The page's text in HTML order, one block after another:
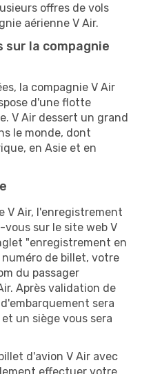
offres de vols
aérienne V Air.
la compagnie
la compagnie V Air
d'une flotte
V Air dessert un grand
le monde, dont
en Asie et en
V Air, l'enregistrement
vous sur le site web V
"enregistrement en
de billet, votre
du passager
Après validation de
sera
un siège vous sera
d'avion V Air avec